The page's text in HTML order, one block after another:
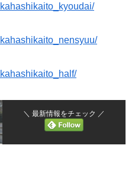
＼ 最新情報をチェック ／